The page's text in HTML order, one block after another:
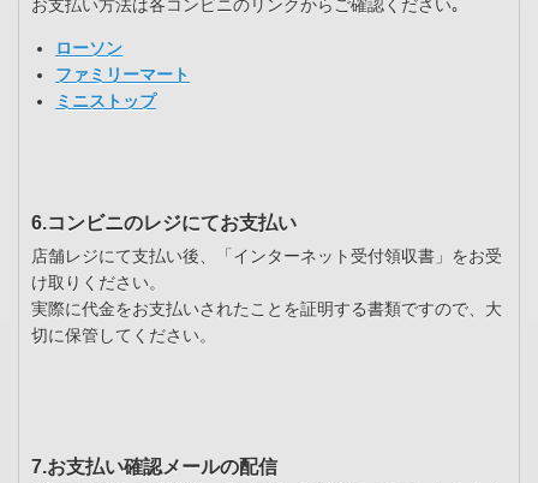
お支払い方法は各コンビニのリンクからご確認ください｡
ローソン
ファミリーマート
ミニストップ
6.コンビニのレジにてお支払い
店舗レジにて支払い後、「インターネット受付領収書」をお受
け取りください。
実際に代金をお支払いされたことを証明する書類ですので、大
切に保管してください。
7.お支払い確認メールの配信